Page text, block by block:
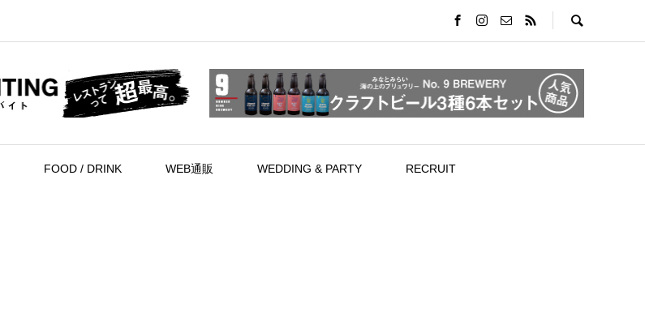
FOOD / DRINK WEB通販 WEDDING & PARTY RECRUIT